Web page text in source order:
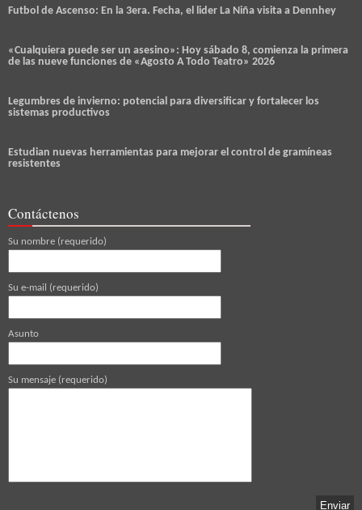
Futbol de Ascenso: En la 3era. Fecha, el lider La Niña visita a Dennhey
«Cualquiera puede ser un asesino»: Hoy sábado 8, comienza la primera
de las nueve funciones de «Agosto A Todo Teatro» 2026
Legumbres de invierno: potencial para diversificar y fortalecer los
sistemas productivos
Estudian nuevas herramientas para mejorar el control de gramíneas
resistentes
Contáctenos
Su nombre (requerido)
Su e-mail (requerido)
Asunto
Su mensaje (requerido)